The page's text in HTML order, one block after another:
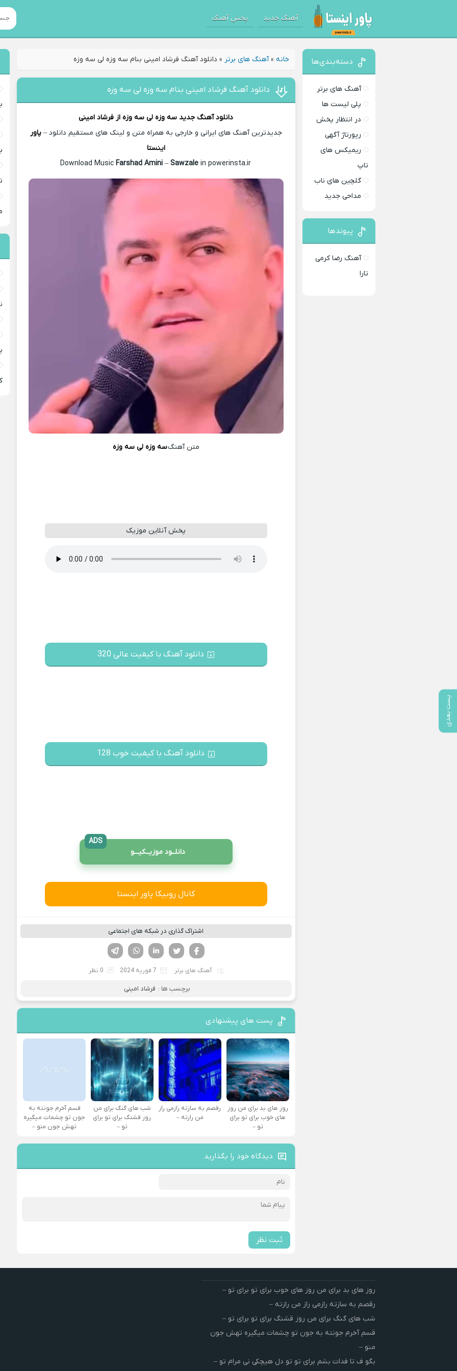
آهنگ جدید پخش آهنگ
خانه »آهنگ های برتر » دانلود آهنگ فرشاد امینی بنام سه وزه لی سه وزه
پست بعدی
دانلود آهنگ فرشاد امینی بنام سه وزه لی سه وزه
دانلود آهنگ جدید سه وزه لی سه وزه از فرشاد امینی
جدیدترین آهنگ های ایرانی و خارجی به همراه متن و لینک های مستقیم دانلود –پاور
اینستا
Farshad Amini –Sawzalein powerinsta.ir
متن آهنگسه وزه لی سه وزه
پخش آنلاین موزیک
دانلود آهنگ با کیفیت عالی 320
دانلود آهنگ با کیفیت خوب 128
دانلــود موزیــکیـــو
ADS
کانال روبیکا پاور اینستا
اشتراک گذاری در شبکه های اجتماعی
لینکدین تویتر
فیسوک
آهنگ های برتر 7 فوریه 2024 0 نظر
برچسب ها : فرشاد امینی
پست های پیشنهادی
روز های بد برای من روز
های خوب برای تو برای
تو –
رقصم به سازته رازمی راز
من رازته –
شب های گنگ برای من
روز قشنگ برای تو برای
تو –
قسم آخرم جونته به
جون تو چشمات میگیره
تهش جون منو –
دیدگاه خود را بگذارید
ثبت نظر
دسته‌بندی‌ها
آهنگ های برتر
پلی لیست ها
در انتظار پخش
رپورتاژ آگهی
ریمیکس های
تاپ
گلچین های ناب
مداحی جدید
پیوندها
آهنگ رضا کرمی
تارا
روز های بد برای من روز های خوب برای تو برای تو –
رقصم به سازته رازمی راز من رازته –
شب های گنگ برای من روز قشنگ برای تو برای تو –
قسم آخرم جونته به جون تو چشمات میگیره تهش جون
منو –
بگو ف تا فدات بشم برای تو تو دل هیچکی نی مرام تو –